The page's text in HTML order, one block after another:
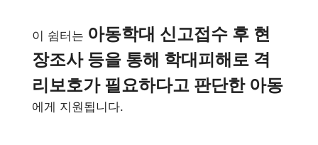
이 쉼터는 아동학대 신고접수 후 현
장조사 등을 통해 학대피해로 격
리보호가 필요하다고 판단한 아동
에게 지원됩니다.